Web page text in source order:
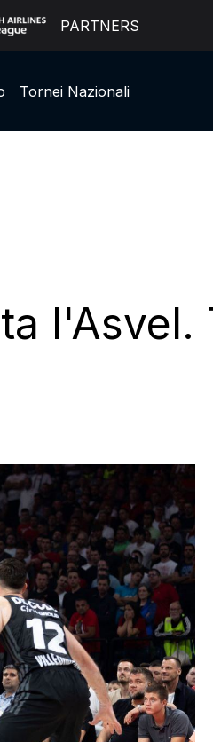
PARTNERS
Tornei Nazionali